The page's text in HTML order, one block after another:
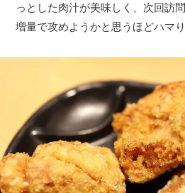
っとした肉汁が美味しく、次回訪
増量で攻めようかと思うほどハマり